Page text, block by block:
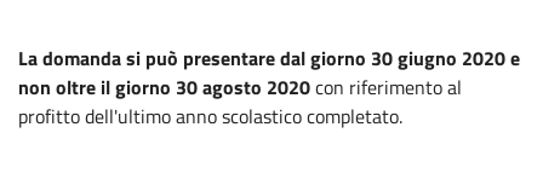
La domanda si può presentare dal giorno 30 giugno 2020 e
non oltre il giorno 30 agosto 2020con riferimento al
profitto dell'ultimo anno scolastico completato.